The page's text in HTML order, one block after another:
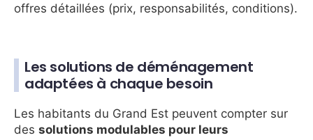
offres détaillées (prix, responsabilités, conditions).
Les solutions de déménagement
adaptées à chaque besoin
Les habitants du Grand Est peuvent compter sur
des solutions modulables pour leurs